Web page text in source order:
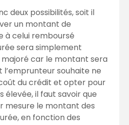
deux possibilités, soit il
un montant de
à celui remboursé
sera simplement
car le montant sera
l’emprunteur souhaite ne
du crédit et opter pour
élevée, il faut savoir que
mesure le montant des
en fonction des